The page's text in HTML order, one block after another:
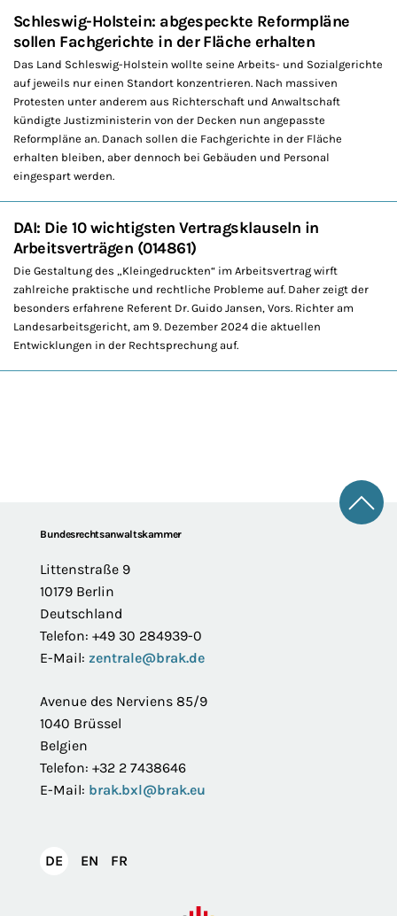
Schleswig-Holstein: abgespeckte Reformpläne
sollen Fachgerichte in der Fläche erhalten
Das Land Schleswig-Holstein wollte seine Arbeits- und Sozialgerichte
auf jeweils nur einen Standort konzentrieren. Nach massiven
Protesten unter anderem aus Richterschaft und Anwaltschaft
kündigte Justizministerin von der Decken nun angepasste
Reformpläne an. Danach sollen die Fachgerichte in der Fläche
erhalten bleiben, aber dennoch bei Gebäuden und Personal
eingespart werden.
DAI: Die 10 wichtigsten Vertragsklauseln in
Arbeitsverträgen (014861)
Die Gestaltung des „Kleingedruckten“ im Arbeitsvertrag wirft
zahlreiche praktische und rechtliche Probleme auf. Daher zeigt der
besonders erfahrene Referent Dr. Guido Jansen, Vors. Richter am
Landesarbeitsgericht, am 9. Dezember 2024 die aktuellen
Entwicklungen in der Rechtsprechung auf.
FooterBundesrechtsanwaltskammer
Littenstraße 9
10179 Berlin
Deutschland
Telefon: +49 30 284939-0
E-Mail: zentrale@brak.de
Avenue des Nerviens 85/9
1040 Brüssel
Belgien
Telefon: +32 2 7438646
E-Mail: brak.bxl@brak.eu
DEDeutsch
EN English
FR